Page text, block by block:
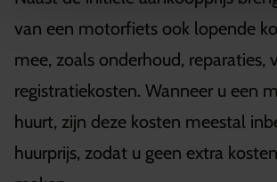
van een motorfiets ook lopende
mee, zoals onderhoud, reparaties,
registratiekosten. Wanneer u een
huurt, zijn deze kosten meestal
huurprijs, zodat u geen extra